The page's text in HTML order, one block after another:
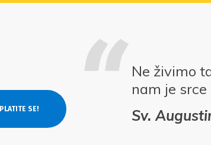
Ne živimo
nam je srce
Sv.